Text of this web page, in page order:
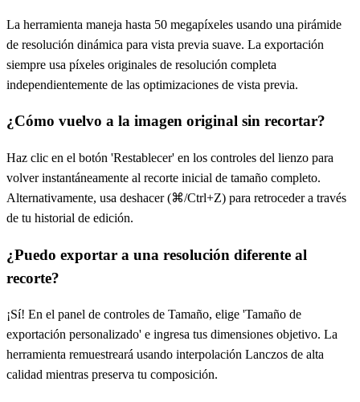
La herramienta maneja hasta 50 megapíxeles usando una pirámide
de resolución dinámica para vista previa suave. La exportación
siempre usa píxeles originales de resolución completa
independientemente de las optimizaciones de vista previa.
¿Cómo vuelvo a la imagen original sin recortar?
Haz clic en el botón 'Restablecer' en los controles del lienzo para
volver instantáneamente al recorte inicial de tamaño completo.
Alternativamente, usa deshacer (⌘/Ctrl+Z) para retroceder a través
de tu historial de edición.
¿Puedo exportar a una resolución diferente al
recorte?
¡Sí! En el panel de controles de Tamaño, elige 'Tamaño de
exportación personalizado' e ingresa tus dimensiones objetivo. La
herramienta remuestreará usando interpolación Lanczos de alta
calidad mientras preserva tu composición.